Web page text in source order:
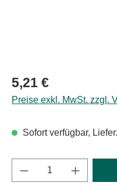
Regulärer Preis:
5,21 €
Preise exkl. MwSt. zzgl.
Sofort verfügbar,
Produkt Anzahl: